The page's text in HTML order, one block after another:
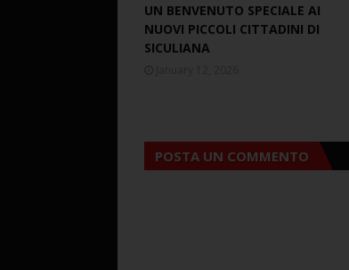
UN BENVENUTO SPECIALE AI
NUOVI PICCOLI CITTADINI DI
SICULIANA
POSTA UN COMMENTO